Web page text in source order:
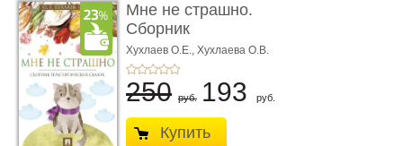
Мне не страшно.
Сборник
терапевтических
сказо� ...
Хухлаев О.Е., Хухлаева О.В.
250 руб. 193 руб.
Купить